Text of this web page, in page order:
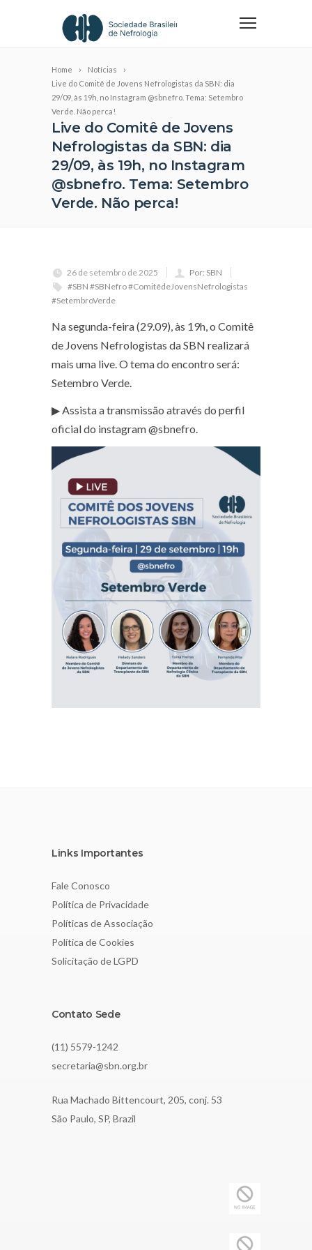
Home
Notícias
Live do Comitê de Jovens Nefrologistas da SBN: dia
29/09, às 19h, no Instagram @sbnefro. Tema: Setembro
Verde. Não perca!
Live do Comitê de Jovens
Nefrologistas da SBN: dia
29/09, às 19h, no Instagram
@sbnefro. Tema: Setembro
Verde. Não perca!
26 de setembro de 2025
Por: SBN
#SBN #SBNefro #ComitêdeJovensNefrologistas
#SetembroVerde
Na segunda-feira (29.09), às 19h, o Comitê
de Jovens Nefrologistas da SBN realizará
mais uma live. O tema do encontro será:
Setembro Verde.
▶ Assista a transmissão através do perfil
oficial do instagram @‌sbnefro.
Links Importantes
Fale Conosco
Política de Privacidade
Políticas de Associação
Política de Cookies
Solicitação de LGPD
Contato Sede
(11) 5579-1242
secretaria@sbn.org.br
Rua Machado Bittencourt, 205, conj. 53
São Paulo, SP, Brazil